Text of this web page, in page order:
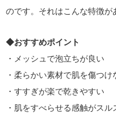
のです。それはこんな特徴が
◆おすすめポイント
・メッシュで泡立ちが良い
・柔らかい素材で肌を傷つけ
・すすぎが楽で乾きやすい
・肌をすべらせる感触がス